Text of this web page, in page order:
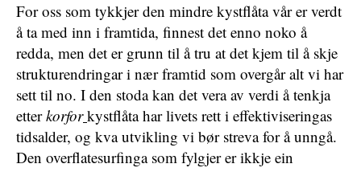
For oss som tykkjer den mindre kystflåta vår er verdt
å ta med inn i framtida, finnest det enno noko å
redda, men det er grunn til å tru at det kjem til å skje
strukturendringar i nær framtid som overgår alt vi har
sett til no. I den stoda kan det vera av verdi å tenkja
etterkorfor kystflåta har livets rett i effektiviseringas
tidsalder, og kva utvikling vi bør streva for å unngå.
Den overflatesurfinga som fylgjer er ikkje ein